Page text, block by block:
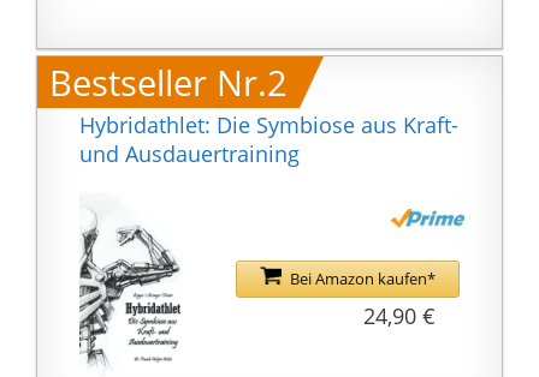
Bestseller Nr.2
Hybridathlet: Die Symbiose aus Kraft-
und Ausdauertraining
Bei Amazon kaufen*
24,90 €